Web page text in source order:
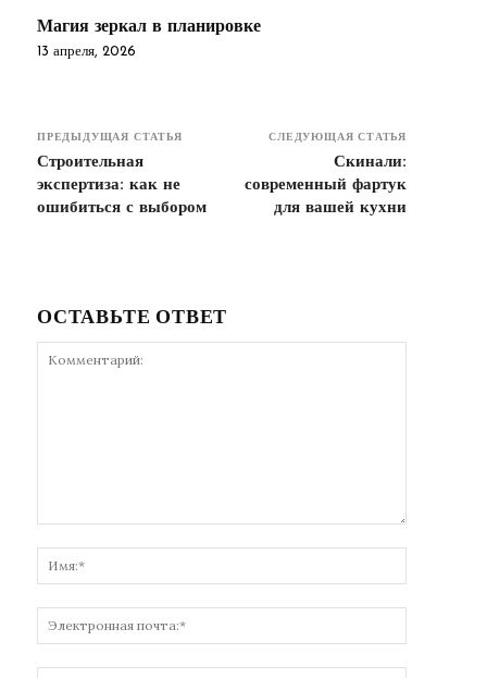
Магия зеркал в планировке
13 апреля, 2026
ПРЕДЫДУЩАЯ СТАТЬЯ
Строительная
экспертиза: как не
ошибиться с выбором
СЛЕДУЮЩАЯ СТАТЬЯ
Скинали:
современный фартук
для вашей кухни
ОСТАВЬТЕ ОТВЕТ
почта:*